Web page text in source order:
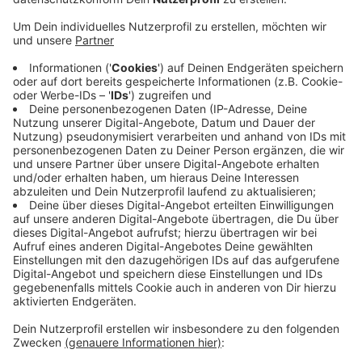
Die Stromautobahn A-Nord soll zukünftig Windstrom
von Emden bis ins Rheinland transportieren. Dafür
muss eine 300 Kilometer lange Trasse gebaut werden.
Ein großer Teil davon läuft auch durch den Kreis
Borken. Der genaue Streckenverlauf ist ab der Woche
vom 18. bis 24. Dezember auf der Seite der
Bundesnetzagentur einsehbar. Dann beginnt das
sogenannte Anhörungsverfahren. Zwei Monate lang
könnt Ihr dann Stellung zu den Plänen nehmen. Wenn
es keine Einwände gibt und alles nach Plan läuft,
starten die Bauarbeiten bei uns im Frühjahr 2025.
Anzeige